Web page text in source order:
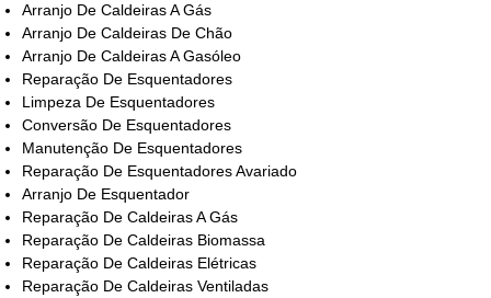
Arranjo De Caldeiras A Gás
Arranjo De Caldeiras De Chão
Arranjo De Caldeiras A Gasóleo
Reparação De Esquentadores
Limpeza De Esquentadores
Conversão De Esquentadores
Manutenção De Esquentadores
Reparação De Esquentadores Avariado
Arranjo De Esquentador
Reparação De Caldeiras A Gás
Reparação De Caldeiras Biomassa
Reparação De Caldeiras Elétricas
Reparação De Caldeiras Ventiladas